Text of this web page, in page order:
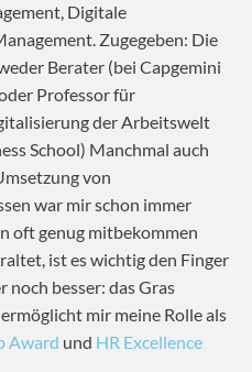
Digitale
Zugegeben: Die
Berater (bei Capgemini
Professor für
der Arbeitswelt
School) Manchmal auch
von
war mir schon immer
oft genug mitbekommen
ist es wichtig den Finger
noch besser: das Gras
mir meine Rolle als
Award und HR Excellence